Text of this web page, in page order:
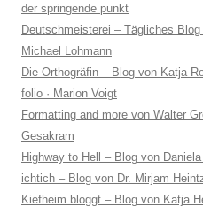
der springende punkt
Deutschmeisterei – Tägliches
Michael Lohmann
Die Orthogräfin – Blog von Katja
folio · Marion Voigt
Formatting and more von Walter
Gesakram
Highway to Hell – Blog von
ichtich – Blog von Dr. Mirjam
Kiefheim bloggt – Blog von Katja